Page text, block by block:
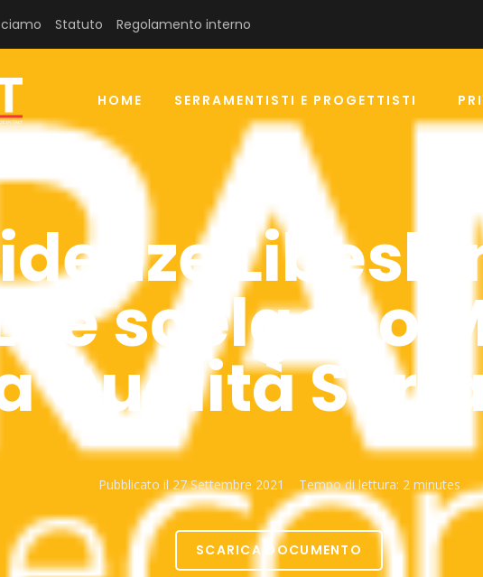
Statuto Regolamento interno
HOME SERRAMENTISTI E PROGETTISTI
scelgono
Qualità
Pubblicato il27 Settembre 2021 Tempo di lettura: 2 minutes
SCARICA DOCUMENTO